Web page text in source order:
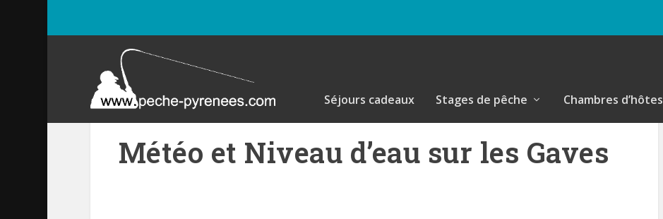
Séjours cadeaux Stages de pêche Chambres d’hôtes
Météo et Niveau d’eau sur les Gaves